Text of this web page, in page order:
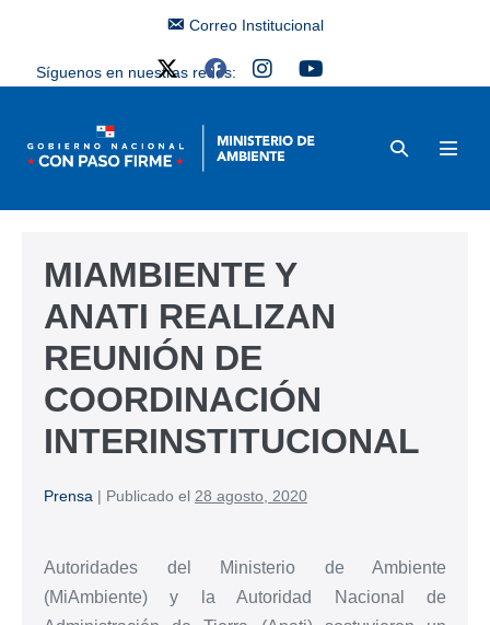
Correo Institucional
Síguenos en nuestras redes:
MIAMBIENTE Y
ANATI REALIZAN
REUNIÓN DE
COORDINACIÓN
INTERINSTITUCIONAL
Prensa | Publicado el 28 agosto, 2020
Autoridades del Ministerio de Ambiente
(MiAmbiente) y la Autoridad Nacional de